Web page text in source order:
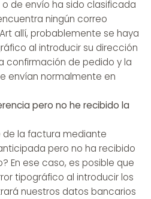
de envío ha sido clasificada
ningún correo
allí, probablemente se haya
al introducir su dirección
confirmación de pedido y la
envían normalmente en
pero no he recibido la
de la factura mediante
pero no ha recibido
En ese caso, es posible que
tipográfico al introducir los
nuestros datos bancarios